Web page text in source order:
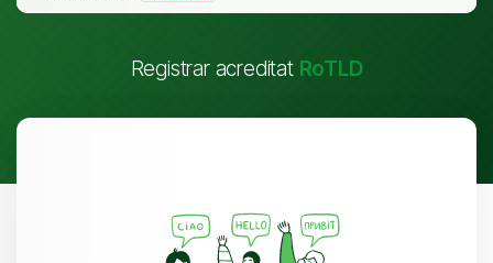
Registrar acreditat RoTLD